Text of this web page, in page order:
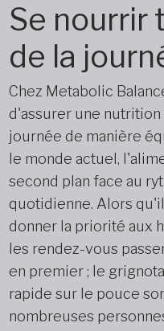
Se nourrir
de la
Chez Metabolic
d'assurer une
journée de manière
le monde actuel,
second plan face au
quotidienne. Alors
donner la priorité aux
les rendez-vous
en premier ; le
rapide sur le pouce
nombreuses